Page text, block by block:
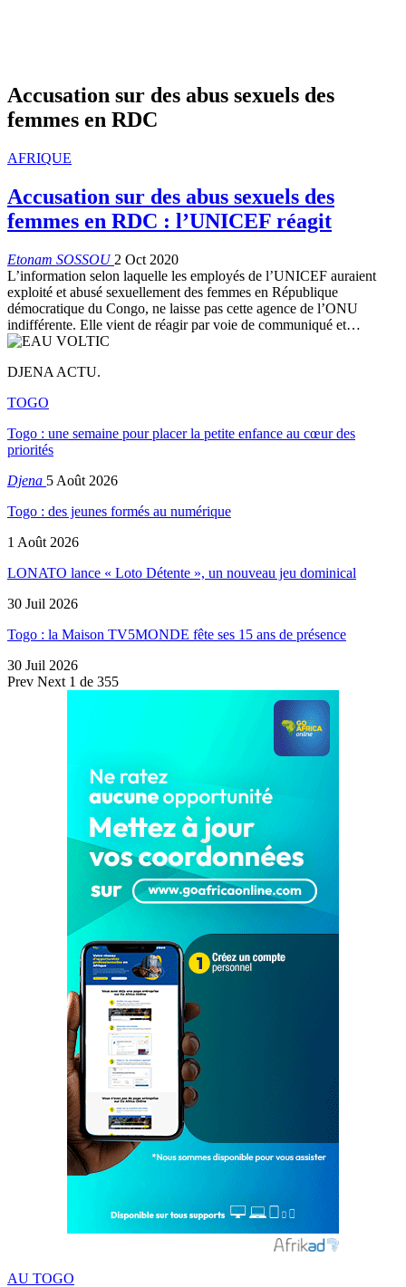
Accusation sur des abus sexuels des
femmes en RDC
AFRIQUE
Accusation sur des abus sexuels des
femmes en RDC : l’UNICEF réagit
Etonam SOSSOU 2 Oct 2020
L’information selon laquelle les employés de l’UNICEF auraient
exploité et abusé sexuellement des femmes en République
démocratique du Congo, ne laisse pas cette agence de l’ONU
indifférente. Elle vient de réagir par voie de communiqué et…
DJENA ACTU.
TOGO
Togo : une semaine pour placer la petite enfance au cœur des
priorités
Djena 5 Août 2026
Togo : des jeunes formés au numérique
1 Août 2026
LONATO lance « Loto Détente », un nouveau jeu dominical
30 Juil 2026
Togo : la Maison TV5MONDE fête ses 15 ans de présence
30 Juil 2026
Prev Next 1 de 355
AU TOGO